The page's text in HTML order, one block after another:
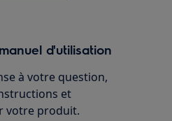
d'utilisation
à votre question,
et
votre produit.